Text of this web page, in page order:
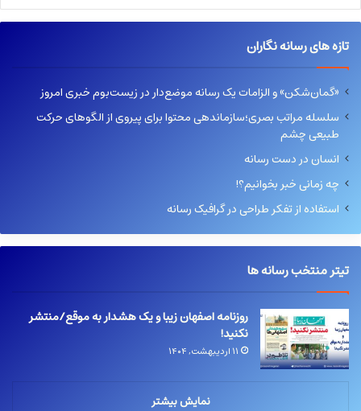
تازه های رسانه نگاران
«گمان‌شکن» و الزامات یک رسانه موضع‌دار در زیست‌بوم خبری امروز
سلسله مراتب بصری؛سازماندهی محتوا برای پیروی از الگوهای حرکت
طبیعی چشم
انسان در دست رسانه
چه زمانی خبر بخوانیم؟!
استفاده از تفکر طراحی در گرافیک رسانه
تیتر منتخب رسانه ها
روزنامه اصفهان زیبا و یک هشدار به موقع/منتشر
نکنید!
۱۱ اردیبهشت, ۱۴۰۴
نمایش بیشتر